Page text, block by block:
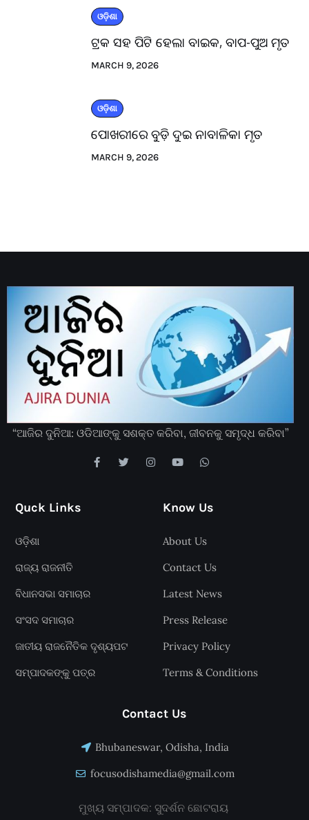
ଓଡ଼ିଶା
ଟ୍ରକ ସହ ପିଟି ହେଲା ବାଇକ, ବାପ-ପୁଅ ମୃତ
MARCH 9, 2026
ଓଡ଼ିଶା
ପୋଖରୀରେ ବୁଡ଼ି ଦୁଇ ନାବାଳିକା ମୃତ
MARCH 9, 2026
“ଆଜିର ଦୁନିଆ: ଓଡିଆଙ୍କୁ ସଶକ୍ତ କରିବା, ଜୀବନକୁ ସମୃଦ୍ଧ କରିବା”
Quck Links
ଓଡ଼ିଶା
ରାଜ୍ୟ ରାଜନୀତି
ବିଧାନସଭା ସମାଚାର
ସଂସଦ ସମାଚାର
ଜାତୀୟ ରାଜନୈତିକ ଦୃଶ୍ୟପଟ
ସମ୍ପାଦକଙ୍କୁ ପତ୍ର
Know Us
About Us
Contact Us
Latest News
Press Release
Privacy Policy
Terms & Conditions
Contact Us
Bhubaneswar, Odisha, India
focusodishamedia@gmail.com
ମୁଖ୍ୟ ସମ୍ପାଦକ: ସୁଦର୍ଶନ ଛୋଟରାୟ